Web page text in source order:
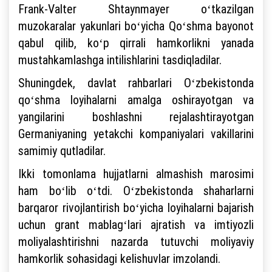
Frank-Valter Shtaynmayer oʻtkazilgan
muzokaralar yakunlari boʻyicha Qoʻshma bayonot
qabul qilib, koʻp qirrali hamkorlikni yanada
mustahkamlashga intilishlarini tasdiqladilar.
Shuningdek, davlat rahbarlari Oʻzbekistonda
qoʻshma loyihalarni amalga oshirayotgan va
yangilarini boshlashni rejalashtirayotgan
Germaniyaning yetakchi kompaniyalari vakillarini
samimiy qutladilar.
Ikki tomonlama hujjatlarni almashish marosimi
ham boʻlib oʻtdi. Oʻzbekistonda shaharlarni
barqaror rivojlantirish boʻyicha loyihalarni bajarish
uchun grant mablagʻlari ajratish va imtiyozli
moliyalashtirishni nazarda tutuvchi moliyaviy
hamkorlik sohasidagi kelishuvlar imzolandi.